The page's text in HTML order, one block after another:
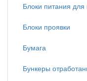
Блоки питания
Блоки проявки
Бумага
Бункеры